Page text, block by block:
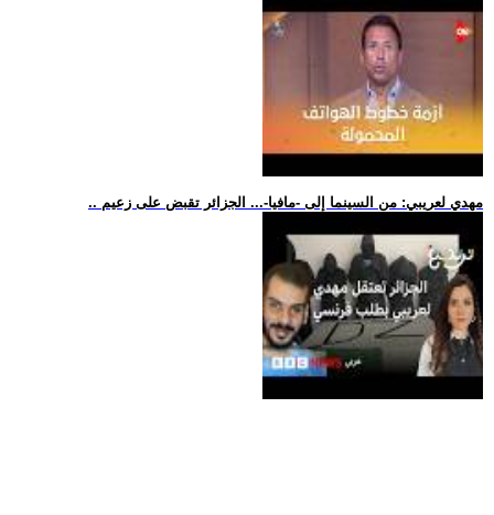
.. مهدي لعريبي: من السينما إلى -مافيا-... الجزائر تقبض على زعيم